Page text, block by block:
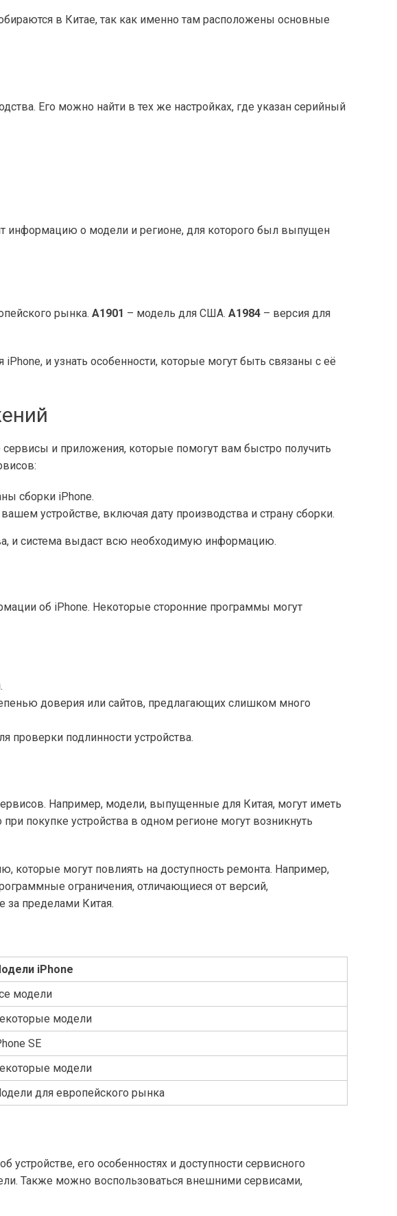
в Китае, так как именно там расположены основные
Его можно найти в тех же настройках, где указан серийный
информацию о модели и регионе, для которого был выпущен
рынка. A1901 – модель для США. A1984 – версия для
и узнать особенности, которые могут быть связаны с её
и приложения, которые помогут вам быстро получить
сборки iPhone.
устройстве, включая дату производства и страну сборки.
и система выдаст всю необходимую информацию.
об iPhone. Некоторые сторонние программы могут
доверия или сайтов, предлагающих слишком много
проверки подлинности устройства.
Например, модели, выпущенные для Китая, могут иметь
покупке устройства в одном регионе могут возникнуть
которые могут повлиять на доступность ремонта. Например,
ограничения, отличающиеся от версий,
за пределами Китая.
iPhone
модели
модели
SE
модели
для европейского рынка
его особенностях и доступности сервисного
Также можно воспользоваться внешними сервисами,